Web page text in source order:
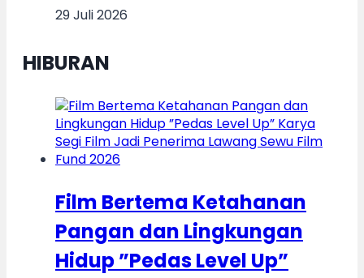
29 Juli 2026
HIBURAN
Film Bertema Ketahanan
Pangan dan Lingkungan
Hidup ”Pedas Level Up”